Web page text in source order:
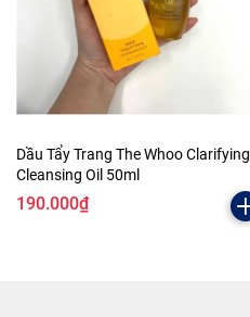
Dầu Tẩy Trang The Whoo Clarifying
Cleansing Oil 50ml
190.000₫